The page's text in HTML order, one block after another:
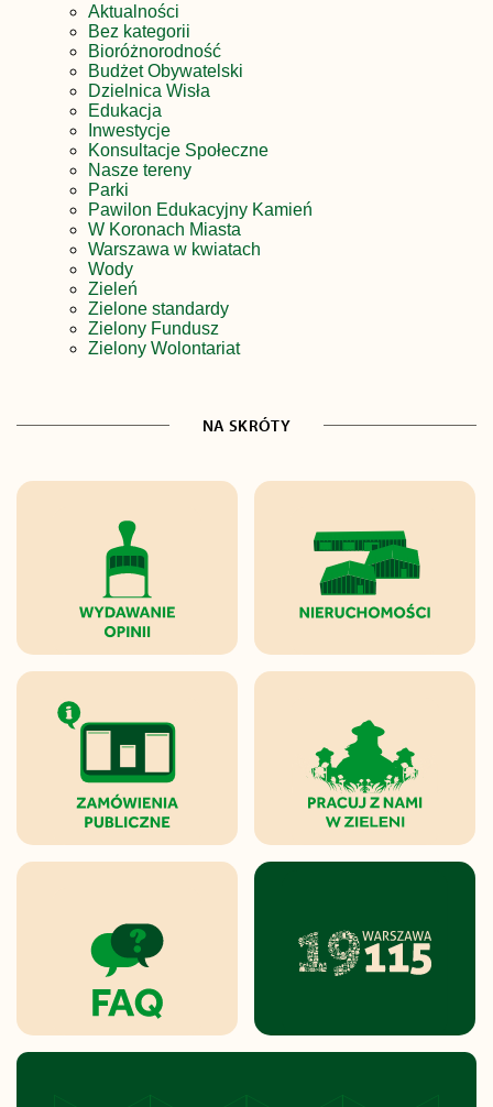
Aktualności
Bez kategorii
Bioróżnorodność
Budżet Obywatelski
Dzielnica Wisła
Edukacja
Inwestycje
Konsultacje Społeczne
Nasze tereny
Parki
Pawilon Edukacyjny Kamień
W Koronach Miasta
Warszawa w kwiatach
Wody
Zieleń
Zielone standardy
Zielony Fundusz
Zielony Wolontariat
NA SKRÓTY